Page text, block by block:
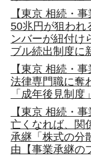
【東京 相続・
50兆円が狙われ
ンバーが紐付け
ブル続出制度に
【東京 相続・
法律専門職に奪
「成年後見制
【東京 相続・
亡くなれば、関
承継「株式の分
由【事業承継の